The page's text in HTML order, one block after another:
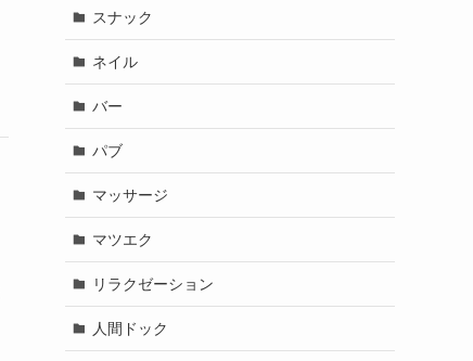
スナック
ネイル
バー
パブ
マッサージ
マツエク
リラクゼーション
人間ドック